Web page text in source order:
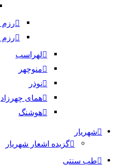
رزم
رزم
لهراسب
منوچهر
نوذر
هماى چهرزاد
هوشنگ
شهریار
گزیده اشعار شهریار
طب سنتی